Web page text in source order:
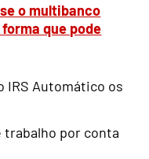
o multibanco
que pode
IRS Automático os
por conta